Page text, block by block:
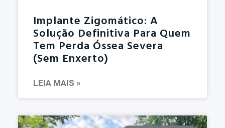
Implante Zigomático: A
Solução Definitiva Para Quem
Tem Perda Óssea Severa
(sem Enxerto)
LEIA MAIS »